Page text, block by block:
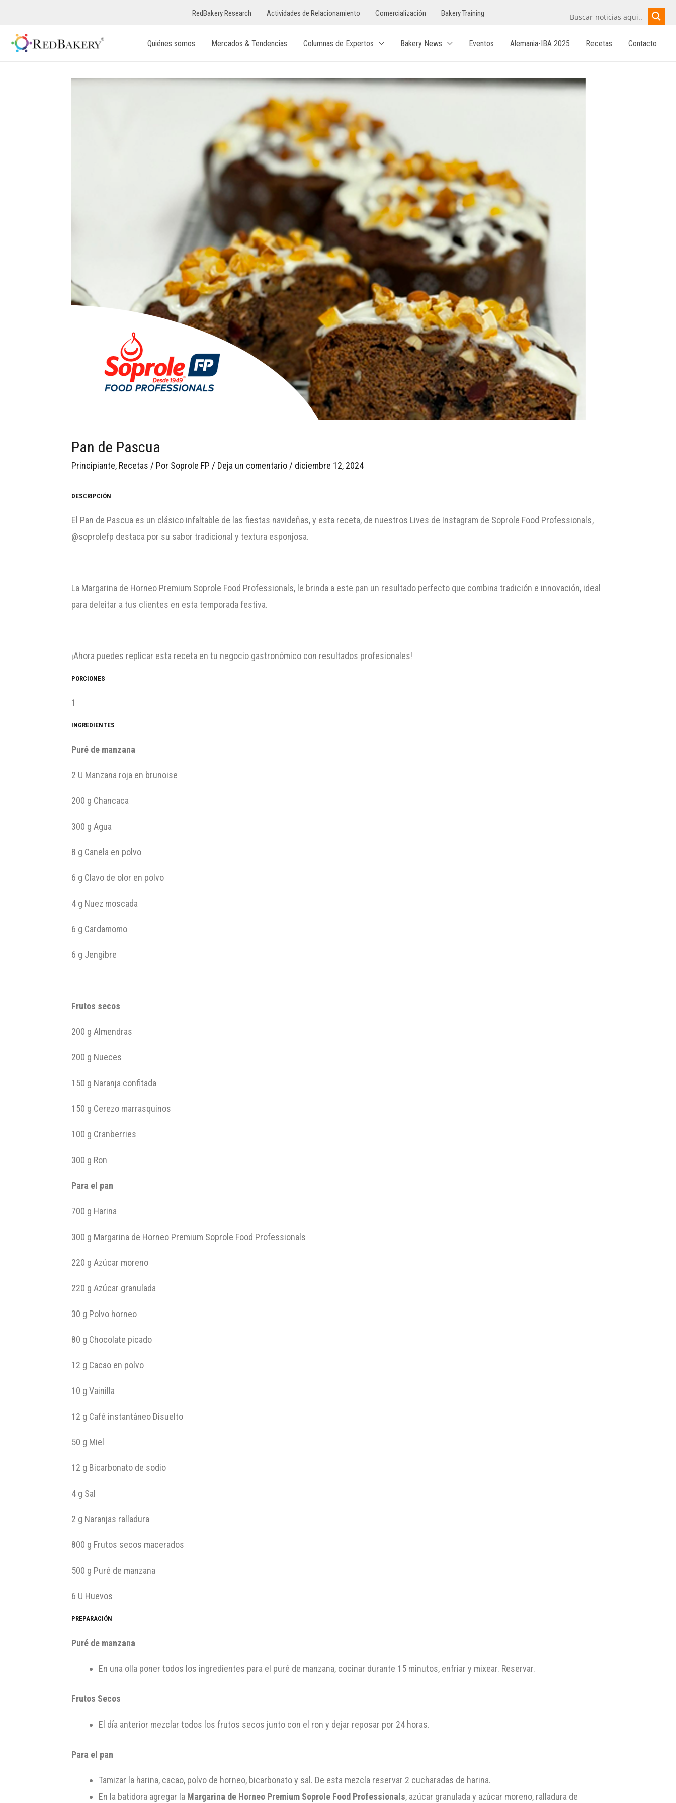
RedBakery Research Actividades de Relacionamiento Comercialización Bakery Training
Quiénes somos Mercados & Tendencias Columnas de Expertos Bakery News Eventos Alemania-IBA 2025 Recetas Contacto
Pan de Pascua
Principiante, Recetas / Por Soprole FP / Deja un comentario / diciembre 12, 2024
DESCRIPCIÓN
El Pan de Pascua es un clásico infaltable de las fiestas navideñas, y esta receta, de nuestros Lives de Instagram de Soprole Food Professionals,
@soprolefp destaca por su sabor tradicional y textura esponjosa.
La Margarina de Horneo Premium Soprole Food Professionals, le brinda a este pan un resultado perfecto que combina tradición e innovación, ideal
para deleitar a tus clientes en esta temporada festiva.
¡Ahora puedes replicar esta receta en tu negocio gastronómico con resultados profesionales!
PORCIONES
1
INGREDIENTES
Puré de manzana
2 U Manzana roja en brunoise
200 g Chancaca
300 g Agua
8 g Canela en polvo
6 g Clavo de olor en polvo
4 g Nuez moscada
6 g Cardamomo
6 g Jengibre
Frutos secos
200 g Almendras
200 g Nueces
150 g Naranja confitada
150 g Cerezo marrasquinos
100 g Cranberries
300 g Ron
Para el pan
700 g Harina
300 g Margarina de Horneo Premium Soprole Food Professionals
220 g Azúcar moreno
220 g Azúcar granulada
30 g Polvo horneo
80 g Chocolate picado
12 g Cacao en polvo
10 g Vainilla
12 g Café instantáneo Disuelto
50 g Miel
12 g Bicarbonato de sodio
4 g Sal
2 g Naranjas ralladura
800 g Frutos secos macerados
500 g Puré de manzana
6 U Huevos
PREPARACIÓN
Puré de manzana
En una olla poner todos los ingredientes para el puré de manzana, cocinar durante 15 minutos, enfriar y mixear. Reservar.
Frutos Secos
El día anterior mezclar todos los frutos secos junto con el ron y dejar reposar por 24 horas.
Para el pan
Tamizar la harina, cacao, polvo de horneo, bicarbonato y sal. De esta mezcla reservar 2 cucharadas de harina.
En la batidora agregar la Margarina de Horneo Premium Soprole Food Professionals, azúcar granulada y azúcar moreno, ralladura de